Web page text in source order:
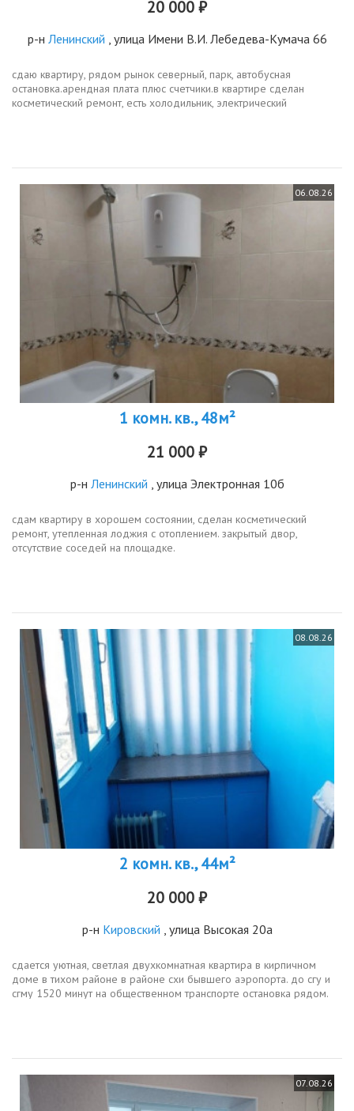
20 000 ₽
р-н Ленинский , улица Имени В.И. Лебедева-Кумача 66
сдаю квартиру, рядом рынок северный, парк, автобусная
остановка.арендная плата плюс счетчики.в квартире сделан
косметический ремонт, есть холодильник, электрический
06.08.26
1 комн. кв., 48м²
21 000 ₽
р-н Ленинский , улица Электронная 10б
сдам квартиру в хорошем состоянии, сделан косметический
ремонт, утепленная лоджия с отоплением. закрытый двор,
отсутствие соседей на площадке.
08.08.26
2 комн. кв., 44м²
20 000 ₽
р-н Кировский , улица Высокая 20а
сдается уютная, светлая двухкомнатная квартира в кирпичном
доме в тихом районе в районе схи бывшего аэропорта. до сгу и
сгму 1520 минут на общественном транспорте остановка рядом.
07.08.26